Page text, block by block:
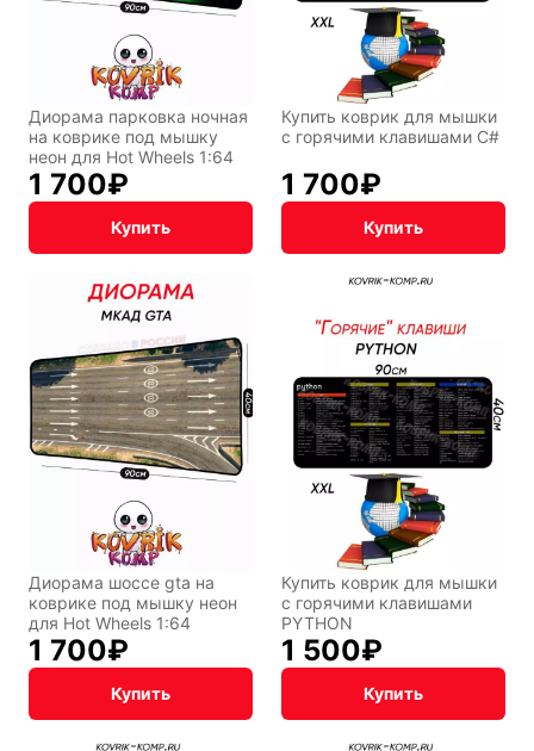
Диорама парковка ночная
на коврике под мышку
неон для Hot Wheels 1:64
1 700₽
Купить
Купить коврик для мышки
с горячими клавишами C#
1 700₽
Купить
Диорама шоссе gta на
коврике под мышку неон
для Hot Wheels 1:64
1 700₽
Купить
Купить коврик для мышки
с горячими клавишами
PYTHON
1 500₽
Купить